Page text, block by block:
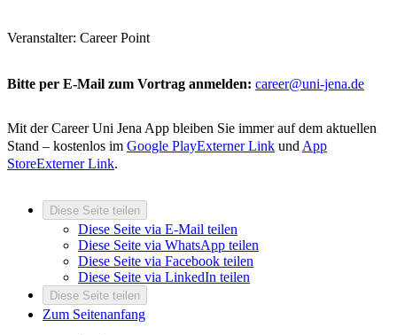
Veranstalter: Career Point
Bitte per E-Mail zum Vortrag anmelden: career@uni-jena.de
Mit der Career Uni Jena App bleiben Sie immer auf dem aktuellen
Stand – kostenlos im Google PlayExterner Link und App
StoreExterner Link.
Diese Seite teilen
Diese Seite via E-Mail teilen
Diese Seite via WhatsApp teilen
Diese Seite via Facebook teilen
Diese Seite via LinkedIn teilen
Diese Seite teilen
Zum Seitenanfang